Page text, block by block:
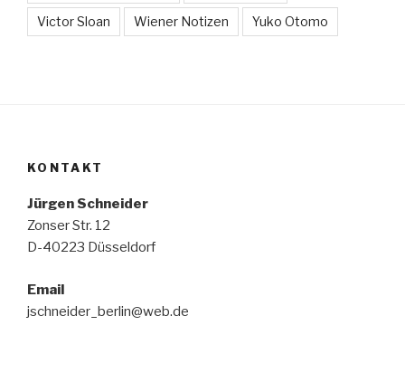
Victor Sloan Wiener Notizen Yuko Otomo
KONTAKT
Jürgen Schneider
Zonser Str. 12
D-40223 Düsseldorf
Email
jschneider_berlin@web.de